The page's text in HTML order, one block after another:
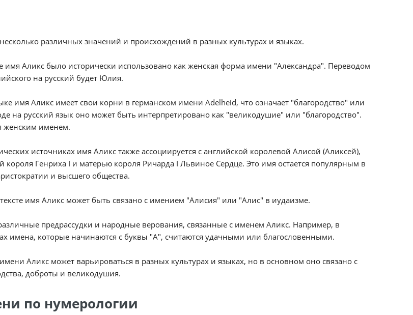
различных значений и происхождений в разных культурах и языках.
имя Аликс было исторически использовано как женская форма имени "Александра". Переводом
на русский будет Юлия.
имя Аликс имеет свои корни в германском имени Adelheid, что означает "благородство" или
на русский язык оно может быть интерпретировано как "великодушие" или "благородство".
женским именем.
источниках имя Аликс также ассоциируется с английской королевой Алисой (Аликсей),
короля Генриха I и матерью короля Ричарда I Львиное Сердце. Это имя остается популярным в
и высшего общества.
имя Аликс может быть связано с имением "Алисия" или "Алис" в иудаизме.
предрассудки и народные верования, связанные с именем Аликс. Например, в
имена, которые начинаются с буквы "А", считаются удачными или благословенными.
Аликс может варьироваться в разных культурах и языках, но в основном оно связано с
доброты и великодушия.
по нумерологии